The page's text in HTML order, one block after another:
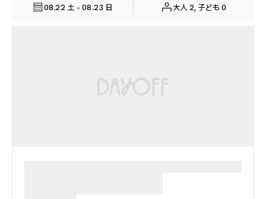
08.22 土 - 08.23 日 大人 2, 子ども 0